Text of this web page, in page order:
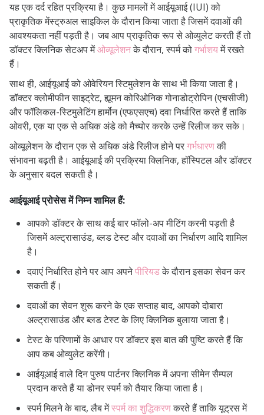
लगता है?
यह एक दर्द रहित प्रक्रिया है। कुछ मामलों में आईयूआई (IUI) को
प्राकृतिक मेंस्ट्रुअल साइकिल के दौरान किया जाता है जिसमें दवाओं की
आवश्यकता नहीं पड़ती है। जब आप प्राकृतिक रूप से ओव्युलेट करती हैं तो
डॉक्टर क्लिनिक सेटअप मेंओव्यूलेशनके दौरान, स्पर्म कोगर्भाशयमें रखते
हैं।
साथ ही, आईयूआई को ओवेरियन स्टिमुलेशन के साथ भी किया जाता है।
डॉक्टर क्लोमीफीन साइट्रेट, ह्यूमन कोरिओनिक गोनाडोट्रोपिन (एचसीजी)
और फॉलिकल-स्टिमुलेटिंग हार्मोन (एफएसएच) दवा निर्धारित करते हैं ताकि
ओवरी, एक या एक से अधिक अंडे को मैच्योर करके उन्हें रिलीज कर सके।
ओव्यूलेशन के दौरान एक से अधिक अंडे रिलीज होने परगर्भधारणकी
संभावना बढ़ती है। आईयूआई की प्रक्रिया क्लिनिक, हॉस्पिटल और डॉक्टर
के अनुसार बदल सकती है।
आईयूआई प्रोसेस में निम्न शामिल हैं:
आपको डॉक्टर के साथ कई बार फॉलो-अप मीटिंग करनी पड़ती है
जिसमें अल्ट्रासाउंड, ब्लड टेस्ट और दवाओं का निर्धारण आदि शामिल
है।
दवाएं निर्धारित होने पर आप अपनेपीरियडके दौरान इसका सेवन कर
सकती हैं।
दवाओं का सेवन शुरू करने के एक सप्ताह बाद, आपको दोबारा
अल्ट्रासाउंड और ब्लड टेस्ट के लिए क्लिनिक बुलाया जाता है।
टेस्ट के परिणामों के आधार पर डॉक्टर इस बात की पुष्टि करते हैं कि
आप कब ओव्युलेट करेंगी।
आईयूआई वाले दिन पुरुष पार्टनर क्लिनिक में अपना सीमेन सैम्पल
प्रदान करते हैं या डोनर स्पर्म को तैयार किया जाता है।
स्पर्म मिलने के बाद, लैब मेंस्पर्म का शुद्धिकरणकरते हैं ताकि यूट्रस में